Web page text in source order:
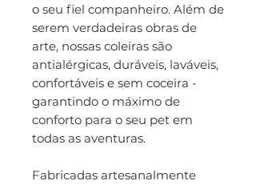
o seu fiel companheiro. Além de
serem verdadeiras obras de
arte, nossas coleiras são
antialérgicas, duráveis, laváveis,
confortáveis e sem coceira -
garantindo o máximo de
conforto para o seu pet em
todas as aventuras.
Fabricadas artesanalmente